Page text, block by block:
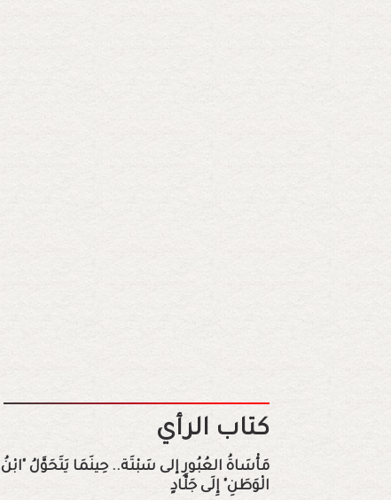
كتاب الرأي
مَأْسَاةُ العُبُورِ إلى سَبْتَة.. حِينَمَا يَتَحَوَّلُ "ابْنُ
الْوَطَنِ" إِلَى جَلَّادٍ